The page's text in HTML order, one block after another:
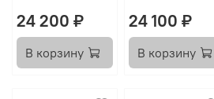
24 200 ₽
В корзину
24 100 ₽
В корзину